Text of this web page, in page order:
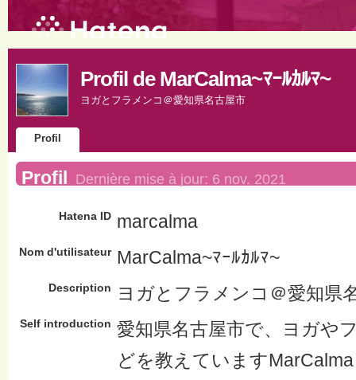
Profil de MarCalma~ﾏｰﾙｶﾙﾏ~
ヨガとフラメンコ＠愛知県名古屋市
Profil
Profil Dernière mise à jour: 6 nov. 2021
Hatena ID marcalma
Nom d'utilisateur MarCalma~ﾏｰﾙｶﾙﾏ~
Description ヨガとフラメンコ＠愛知県
Self introduction 愛知県名古屋市で、ヨガや
どを教えています